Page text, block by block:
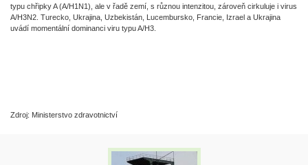
typu chřipky A (A/H1N1), ale v řadě zemí, s různou intenzitou, zároveň cirkuluje i virus
A/H3N2. Turecko, Ukrajina, Uzbekistán, Lucembursko, Francie, Izrael a Ukrajina
uvádí momentální dominanci viru typu A/H3.
Zdroj: Ministerstvo zdravotnictví